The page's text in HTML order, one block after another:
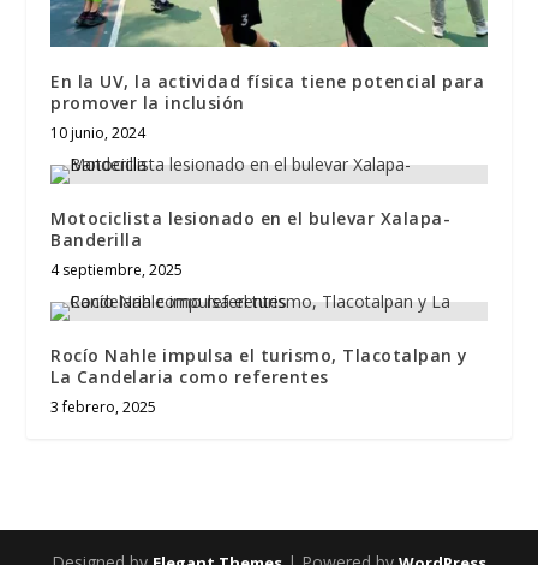
En la UV, la actividad física tiene potencial para
promover la inclusión
10 junio, 2024
Motociclista lesionado en el bulevar Xalapa-
Banderilla
4 septiembre, 2025
Rocío Nahle impulsa el turismo, Tlacotalpan y
La Candelaria como referentes
3 febrero, 2025